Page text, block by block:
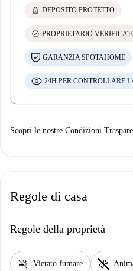
lock DEPOSITO PROTETTO
check_circle PROPRIETARIO
GARANZIA SPOTAHOME
24H PER CONTROLLARE
Scopri le nostre Condizioni
Regole di casa
Regole della proprietà
smoke_free Vietato fumare pet_supplies